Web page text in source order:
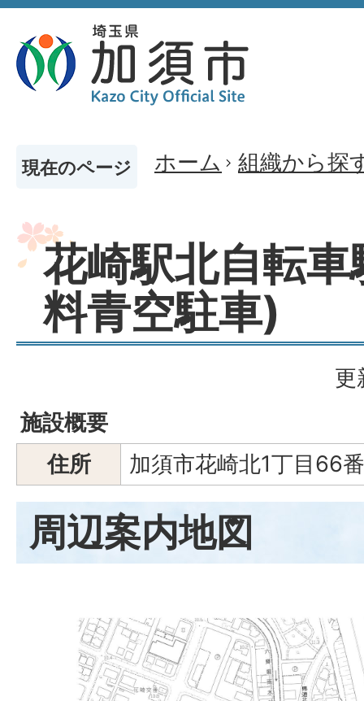
現在のページ ホーム 組織から探
花崎駅北自転
料青空駐車)
更
施設概要
住所
加須市花崎北1丁目66
周辺案内地図